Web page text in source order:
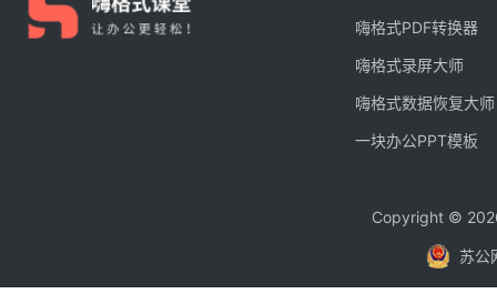
嗨格式PDF转换器
嗨格式录屏大师
嗨格式数据恢复大师
一块办公PPT模板
Copyright ©
苏